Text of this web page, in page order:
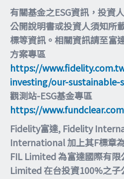
有關基金之ESG資訊，投資
公開說明書或投資人須知所
標等資訊。相關資訊請至富
方案專區
https://
investing/our-sustainable-
觀測站-ESG基金專區
https://
Fidelity富達, Fidelity
International 加上其F標章
FIL Limited 為富達國際有
Limited 在台投資100%之子